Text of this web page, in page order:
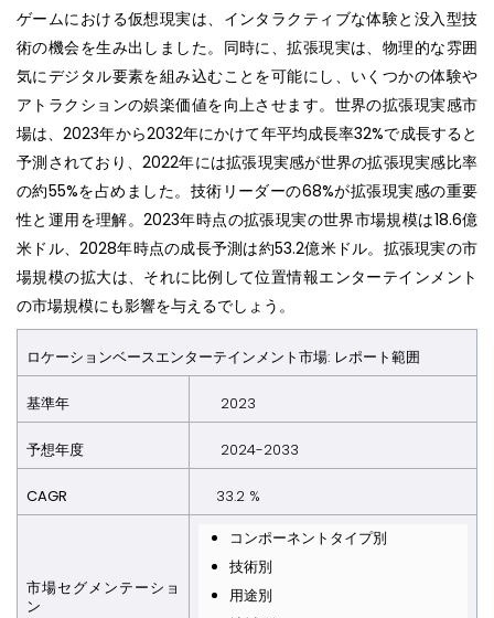
ゲームにおける仮想現実は、インタラクティブな体験と没入型技
術の機会を生み出しました。同時に、拡張現実は、物理的な雰囲
気にデジタル要素を組み込むことを可能にし、いくつかの体験や
アトラクションの娯楽価値を向上させます。世界の拡張現実感市
場は、2023年から2032年にかけて年平均成長率32%で成長すると
予測されており、2022年には拡張現実感が世界の拡張現実感比率
の約55%を占めました。技術リーダーの68%が拡張現実感の重要
性と運用を理解。2023年時点の拡張現実の世界市場規模は18.6億
米ドル、2028年時点の成長予測は約53.2億米ドル。拡張現実の市
場規模の拡大は、それに比例して位置情報エンターテインメント
の市場規模にも影響を与えるでしょう。
ロケーションベースエンターテインメント市場: レポート範囲
基準年 2023
予想年度 2024-2033
CAGR 33.2 %
市場セグメンテーショ
ン
コンポーネントタイプ別
技術別
用途別